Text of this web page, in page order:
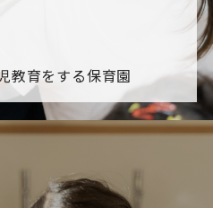
教育をする保育園
ター保育園が紹介されま